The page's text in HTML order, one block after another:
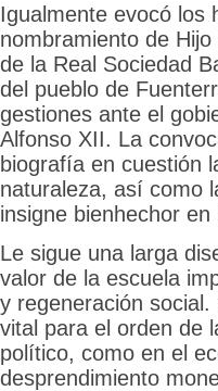
Igualmente evocó los
nombramiento de
de la Real Sociedad
del pueblo de
gestiones ante el
Alfonso XII. La
biografía en cuestión
naturaleza, así como
insigne bienhechor
Le sigue una larga
valor de la escuela
y regeneración
vital para el orden de
político, como en el
desprendimiento